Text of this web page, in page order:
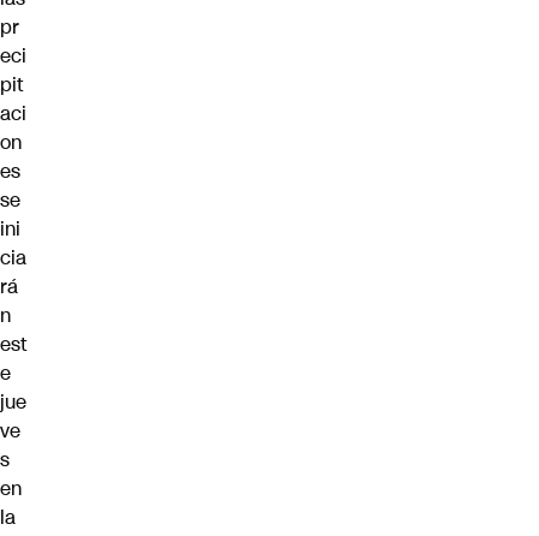
pr
eci
pit
aci
on
es
se
ini
cia
rá
n
est
e
jue
ve
s
en
la